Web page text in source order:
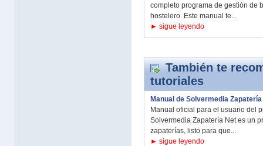
completo programa de gestión de
hostelero. Este manual te...
► sigue leyendo
También te
tutoriales
Manual de Solvermedia
Manual oficial para el usuario del
Solvermedia Zapatería Net es un
zapaterías, listo para que...
► sigue leyendo